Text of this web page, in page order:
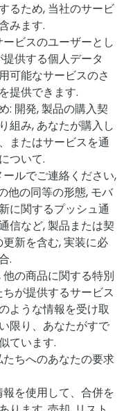
るため, 当社のサービ
みます.
ビスのユーザーとし
供する個人データ
可能なサービスのさ
提供できます.
: 開発, 製品の購入契
組み, あなたが購入し
またはサービスを通
ついて.
ルでご連絡ください,
他の同等の形態, モバ
に関するプッシュ通
信など, 製品または契
新を含む, 実装に必
.
の商品に関する特別
が提供するサービス
ような情報を受け取
限り、あなたがすで
ています.
ちへのあなたの要求
を使用して、合併を